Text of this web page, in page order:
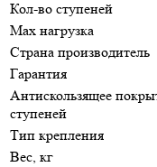
Кол-во ступеней
Мax нагрузка
Страна производитель
Гарантия
Антискользящее
ступеней
Тип крепления
Вес, кг